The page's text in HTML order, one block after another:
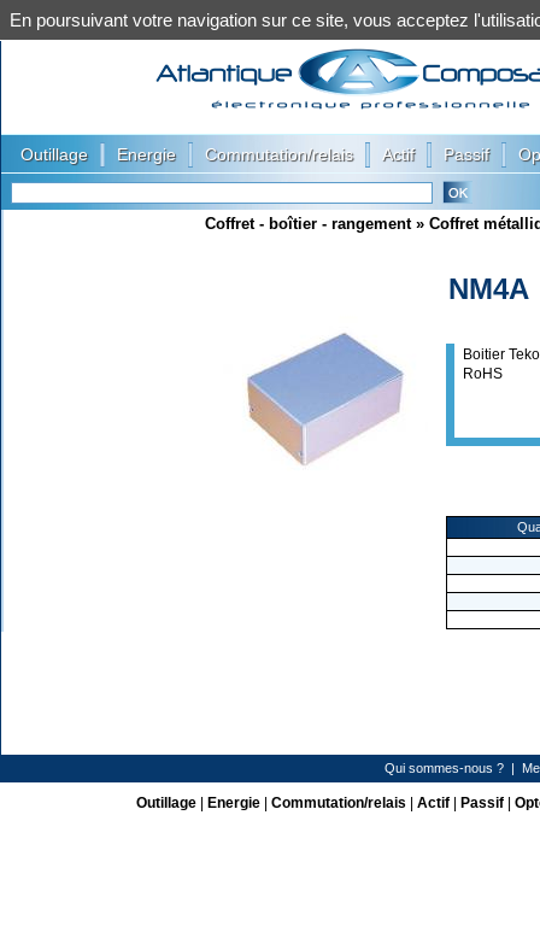
Outillage Energie Commutation/relais Actif Passif
Coffret - boîtier - rangement» Coffret
NM4A
Boitier
RoHS
Qui sommes-nous ? |
Outillage| Energie| Commutation/relais Actif| Passif|
En poursuivant votre navigation sur ce site, vous acceptez